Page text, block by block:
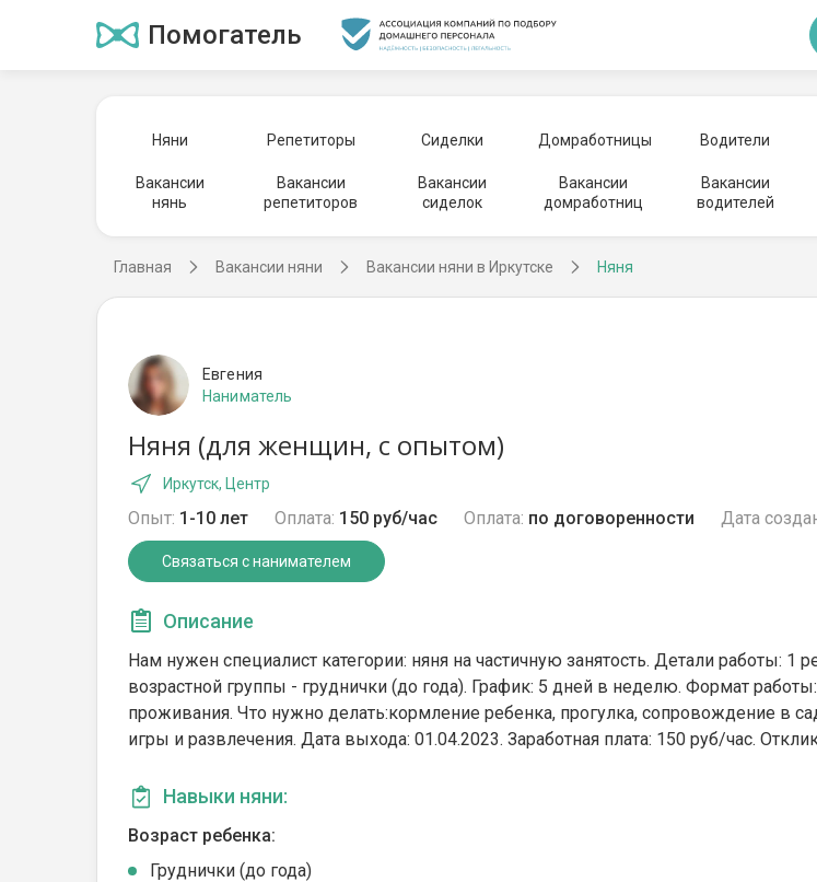
Помогатель
Няни Репетиторы Сиделки Домработницы Водители
Вакансии
нянь
Вакансии
репетиторов
Вакансии
сиделок
Вакансии
домработниц
Вакансии
водителей
Главная Вакансии няни Вакансии няни в Иркутске Няня
Евгения
Наниматель
Няня (для женщин, с опытом)
Иркутск, Центр
Опыт: 1-10 лет Оплата: 150 руб/час Оплата: по договоренности Дата
Связаться с нанимателем
Описание
Нам нужен специалист категории: няня на частичную занятость. Детали работы: 1
возрастной группы - груднички (до года). График: 5 дней в неделю. Формат
проживания. Что нужно делать:кормление ребенка, прогулка, сопровождение в
игры и развлечения. Дата выхода: 01.04.2023. Заработная плата: 150 руб/час.
Навыки няни:
Возраст ребенка:
Груднички (до года)